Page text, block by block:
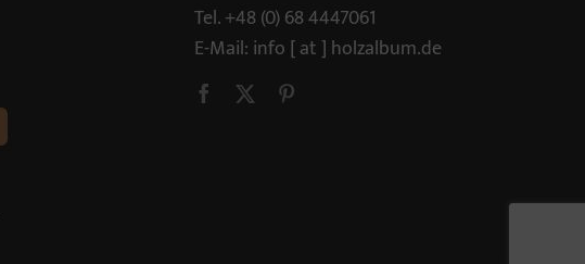
Tel.+48 (0) 68 4447061
E-Mail: info [ at ] holzalbum.de